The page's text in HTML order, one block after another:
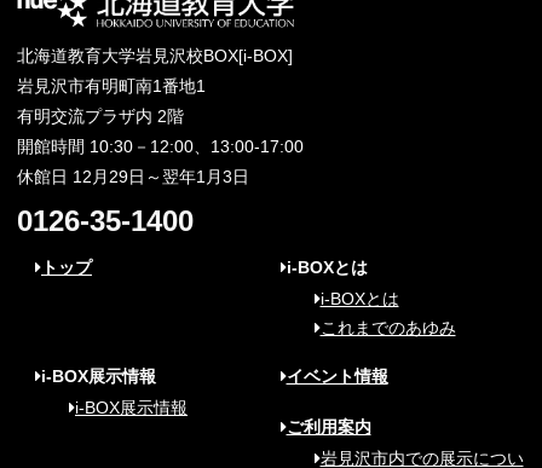
北海道教育大学岩見沢校BOX[i-BOX]
岩見沢市有明町南1番地1
有明交流プラザ内 2階
開館時間 10:30－12:00、13:00-17:00
休館日 12月29日～翌年1月3日
0126-35-1400
トップ
i-BOXとは
i-BOXとは
これまでのあゆみ
i-BOX展示情報
i-BOX展示情報
イベント情報
ご利用案内
岩見沢市内での展示につい